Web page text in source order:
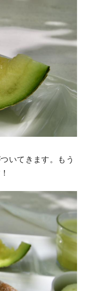
いてきます。もう